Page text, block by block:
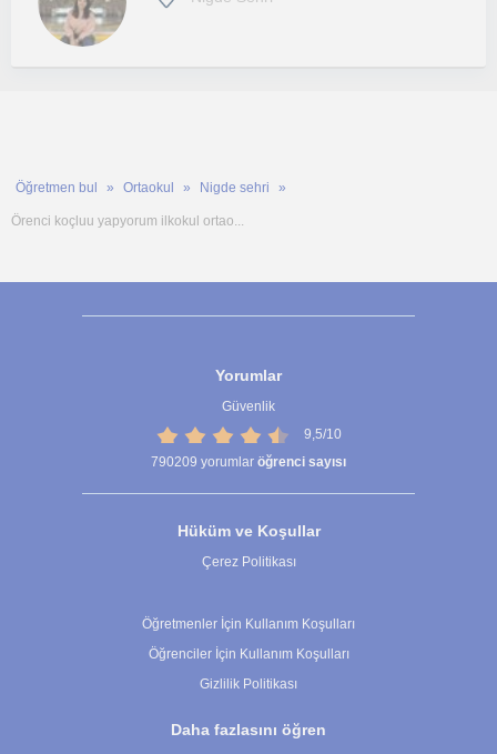
Öğretmen bul Ortaokul Nigde sehri
Örenci koçluu yapyorum ilkokul ortao...
Yorumlar
Güvenlik
9,5/10
790209 yorumlar öğrenci sayısı
Hüküm ve Koşullar
Çerez Politikası
Öğretmenler İçin Kullanım Koşulları
Öğrenciler İçin Kullanım Koşulları
Gizlilik Politikası
Daha fazlasını öğren